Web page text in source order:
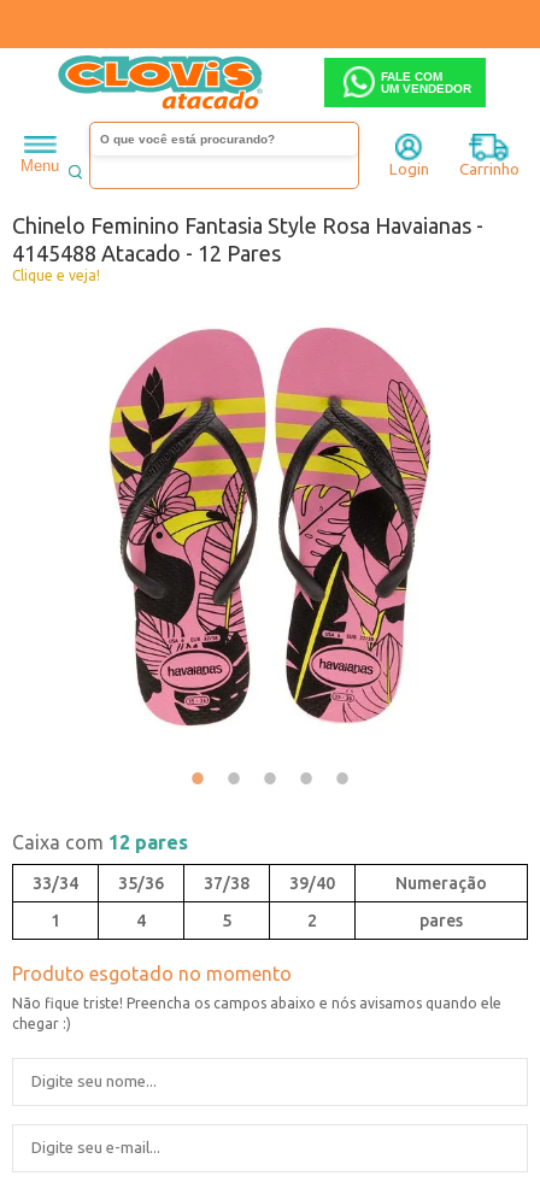
FALE COM
UM VENDEDOR
Menu Login Carrinho
Feminino Chinelo
Chinelo Feminino Fantasia Style Rosa Havaianas -
4145488 Atacado - 12 Pares
Clique e veja!
Caixa com 12 pares
33/34 35/36 37/38
39/40
1
4 5 2 pares